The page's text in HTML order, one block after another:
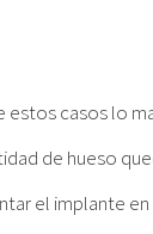
estos casos lo
de hueso
el implante en